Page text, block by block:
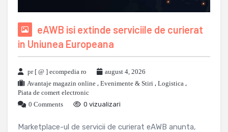
eAWB isi extinde serviciile de curierat
in Uniunea Europeana
pr [ @ ] ecompedia ro
august 4, 2026
Avantaje magazin online , Evenimente & Stiri , Logistica ,
Piata de comert electronic
0 Comments
0 vizualizari
Marketplace-ul de servicii de curierat eAWB anunta,